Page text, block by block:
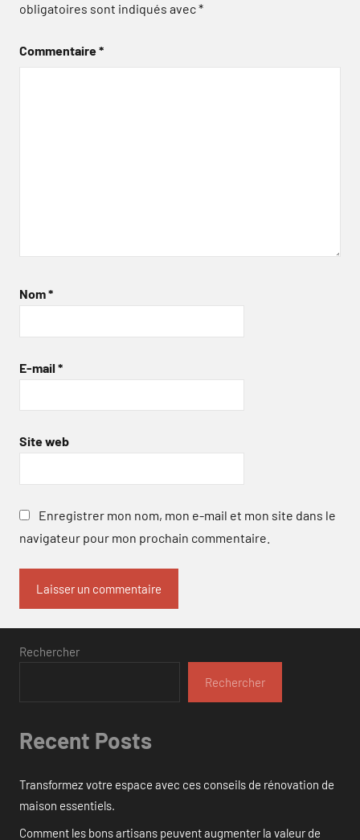
obligatoires sont indiqués avec*
Commentaire*
Nom*
E-mail *
Site web
Enregistrer mon nom, mon e-mail et mon site dans le
navigateur pour mon prochain commentaire.
Rechercher
Rechercher
Recent Posts
Transformez votre espace avec ces conseils de rénovation de
maison essentiels.
Comment les bons artisans peuvent augmenter la valeur de